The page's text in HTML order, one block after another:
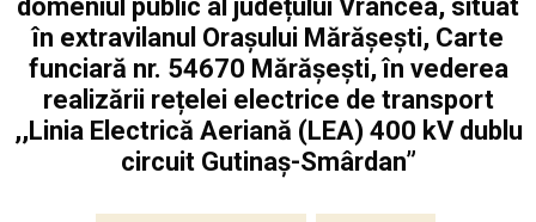
domeniul public al județului Vrancea, situat
în extravilanul Orașului Mărășești, Carte
funciară nr. 54670 Mărășești, în vederea
realizării rețelei electrice de transport
,,Linia Electrică Aeriană (LEA) 400 kV dublu
circuit Gutinaș-Smârdan”